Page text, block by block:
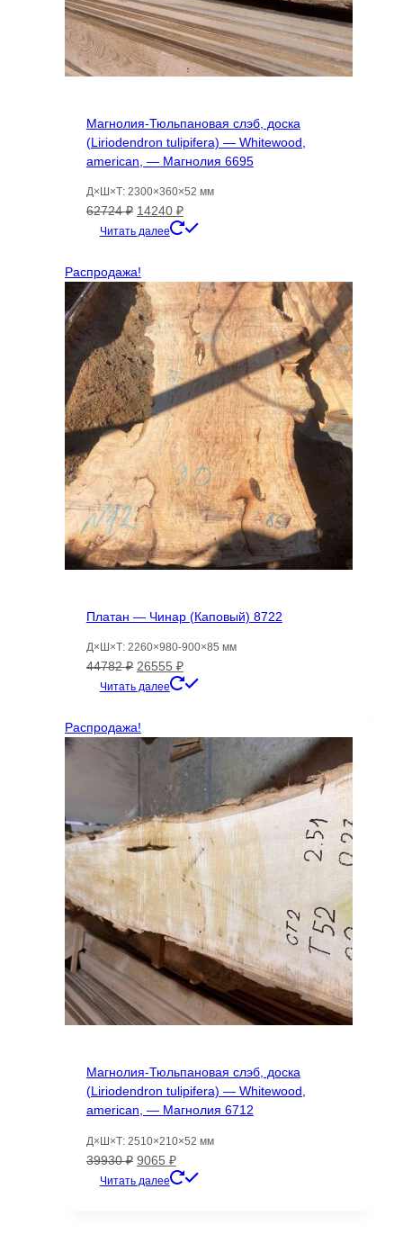
Магнолия-Тюльпановая слэб, доска
(Liriodendron tulipifera) — Whitewood,
american, — Магнолия 6695
Д×Ш×Т: 2300×360×52 мм
62724₽ Первоначальная
цена
62724 ₽.
14240 ₽Текущая
цена:
Читать далее
Распродажа!
Платан — Чинар (Каповый) 8722
Д×Ш×Т: 2260×980-900×85 мм
44782₽ Первоначальная
цена
44782 ₽.
26555 ₽Текущая
цена:
Читать далее
Распродажа!
Магнолия-Тюльпановая слэб, доска
(Liriodendron tulipifera) — Whitewood,
american, — Магнолия 6712
Д×Ш×Т: 2510×210×52 мм
39930₽ Первоначальная
цена
9065 ₽Текущая
цена:
Читать далее